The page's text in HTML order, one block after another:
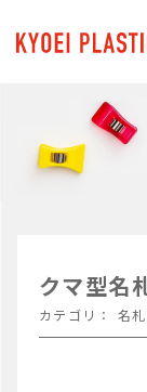
クマ型名
カテゴリ： 名